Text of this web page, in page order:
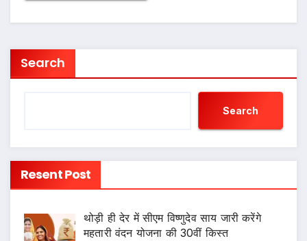
Search
Search
Resent Post
थोड़ी ही देर में सीएम विष्णुदेव साय जारी करेंगे
महतारी वंदन योजना की 30वीं किस्त